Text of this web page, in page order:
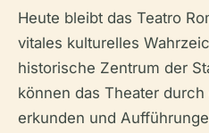
Heute bleibt das Teatro
vitales kulturelles
historische Zentrum der
können das Theater
erkunden und